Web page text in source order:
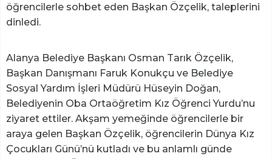
öğrencilerle sohbet eden Başkan Özçelik, taleplerini
dinledi.
Alanya Belediye Başkanı Osman Tarık Özçelik,
Başkan Danışmanı Faruk Konukçu ve Belediye
Sosyal Yardım İşleri Müdürü Hüseyin Doğan,
Belediyenin Oba Ortaöğretim Kız Öğrenci Yurdu’nu
ziyaret ettiler. Akşam yemeğinde öğrencilerle bir
araya gelen Başkan Özçelik, öğrencilerin Dünya Kız
Çocukları Günü’nü kutladı ve bu anlamlı günde